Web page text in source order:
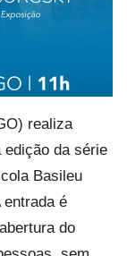
realiza
edição da série
Basileu
é
do